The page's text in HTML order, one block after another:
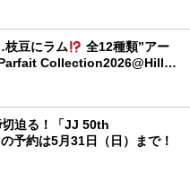
豆にラム
全12種類”アー
Collection2026@Hills
切迫る！「JJ 50th
予約は5月31日（日）まで！